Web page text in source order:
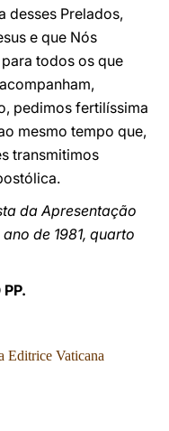
desses Prelados,
e que Nós
todos os que
pedimos fertilíssima
mesmo tempo que,
transmitimos
da Apresentação
de 1981, quarto
Editrice Vaticana